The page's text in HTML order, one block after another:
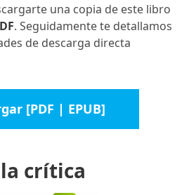
una copia de este libro
. Seguidamente te detallamos
de descarga directa
[PDF | EPUB]
crítica